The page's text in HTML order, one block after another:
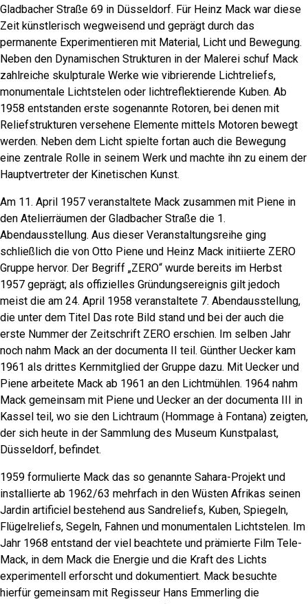
Gladbacher Straße 69 in Düsseldorf. Für Heinz Mack war diese
Zeit künstlerisch wegweisend und geprägt durch das
permanente Experimentieren mit Material, Licht und Bewegung.
Neben den Dynamischen Strukturen in der Malerei schuf Mack
zahlreiche skulpturale Werke wie vibrierende Lichtreliefs,
monumentale Lichtstelen oder lichtreflektierende Kuben. Ab
1958 entstanden erste sogenannte Rotoren, bei denen mit
Reliefstrukturen versehene Elemente mittels Motoren bewegt
werden. Neben dem Licht spielte fortan auch die Bewegung
eine zentrale Rolle in seinem Werk und machte ihn zu einem der
Hauptvertreter der Kinetischen Kunst.
Am 11. April 1957 veranstaltete Mack zusammen mit Piene in
den Atelierräumen der Gladbacher Straße die 1.
Abendausstellung. Aus dieser Veranstaltungsreihe ging
schließlich die von Otto Piene und Heinz Mack initiierte ZERO
Gruppe hervor. Der Begriff „ZERO“ wurde bereits im Herbst
1957 geprägt; als offizielles Gründungsereignis gilt jedoch
meist die am 24. April 1958 veranstaltete 7. Abendausstellung,
die unter dem Titel Das rote Bild stand und bei der auch die
erste Nummer der Zeitschrift ZERO erschien. Im selben Jahr
noch nahm Mack an der documenta II teil. Günther Uecker kam
1961 als drittes Kernmitglied der Gruppe dazu. Mit Uecker und
Piene arbeitete Mack ab 1961 an den Lichtmühlen. 1964 nahm
Mack gemeinsam mit Piene und Uecker an der documenta III in
Kassel teil, wo sie den Lichtraum (Hommage à Fontana) zeigten,
der sich heute in der Sammlung des Museum Kunstpalast,
Düsseldorf, befindet.
1959 formulierte Mack das so genannte Sahara-Projekt und
installierte ab 1962/63 mehrfach in den Wüsten Afrikas seinen
Jardin artificiel bestehend aus Sandreliefs, Kuben, Spiegeln,
Flügelreliefs, Segeln, Fahnen und monumentalen Lichtstelen. Im
Jahr 1968 entstand der viel beachtete und prämierte Film Tele-
Mack, in dem Mack die Energie und die Kraft des Lichts
experimentell erforscht und dokumentiert. Mack besuchte
hierfür gemeinsam mit Regisseur Hans Emmerling die